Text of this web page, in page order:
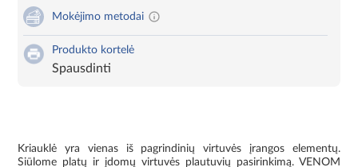
Mokėjimo metodai
Produkto kortelė
Spausdinti
Kriauklė yra vienas iš pagrindinių virtuvės įrangos elementų.
Siūlome platų ir įdomų virtuvės plautuvių pasirinkimą. VENOM